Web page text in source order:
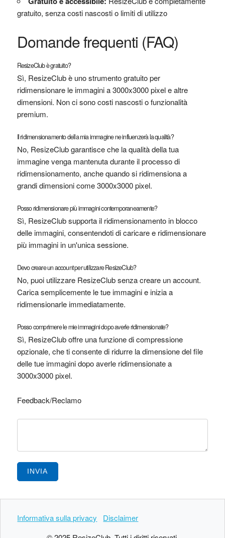
gratuito, senza costi nascosti o limiti di utilizzo
Domande frequenti (FAQ)
ResizeClub è gratuito?
Sì, ResizeClub è uno strumento gratuito per
ridimensionare le immagini a 3000x3000 pixel e altre
dimensioni. Non ci sono costi nascosti o funzionalità
premium.
Il ridimensionamento della mia immagine ne influenzerà la qualità?
No, ResizeClub garantisce che la qualità della tua
immagine venga mantenuta durante il processo di
ridimensionamento, anche quando si ridimensiona a
grandi dimensioni come 3000x3000 pixel.
Posso ridimensionare più immagini contemporaneamente?
Sì, ResizeClub supporta il ridimensionamento in blocco
delle immagini, consentendoti di caricare e ridimensionare
più immagini in un'unica sessione.
Devo creare un account per utilizzare ResizeClub?
No, puoi utilizzare ResizeClub senza creare un account.
Carica semplicemente le tue immagini e inizia a
ridimensionarle immediatamente.
Posso comprimere le mie immagini dopo averle ridimensionate?
Sì, ResizeClub offre una funzione di compressione
opzionale, che ti consente di ridurre la dimensione del file
delle tue immagini dopo averle ridimensionate a
3000x3000 pixel.
Feedback/Reclamo
INVIA
Informativa sulla privacy
Disclaimer